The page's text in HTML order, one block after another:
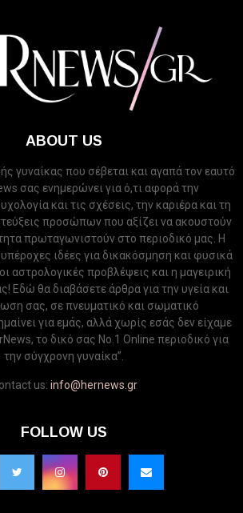
ABOUT US
γυναίκας που σέβεται και αγαπά τον εαυτό
σας ενημερώνει για ό,τι αφορά την
και τις σχέσεις, την καριέρα και τη
προσώπων που αξίζει να ακουστούν
πρωταγωνιστούν στο περιοδικό μας. Η
ιδέες για δικακόσμηση και φυσικά
αστρολογικές προβλέψεις και η μαγειρική
Εδώ θα διαβάσετε άρθρα για την υγεία και
σας, σε πνευματικό και σωματικό
για εμάς, αλλά χωρίς εσάς δεν είχαμε
το δικό σας Νo.1 Online περιοδικό για
την σύγχρονη γυναίκα”.
us: info@hernews.gr
FOLLOW US